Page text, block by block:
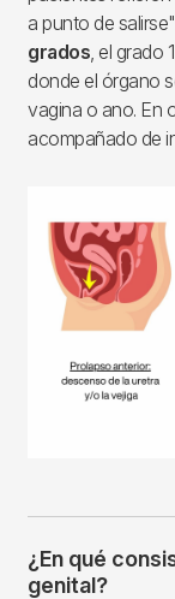
a punto de
grados , el
donde el órgano
vagina o ano. En
acompañado de
¿En qué
genital?